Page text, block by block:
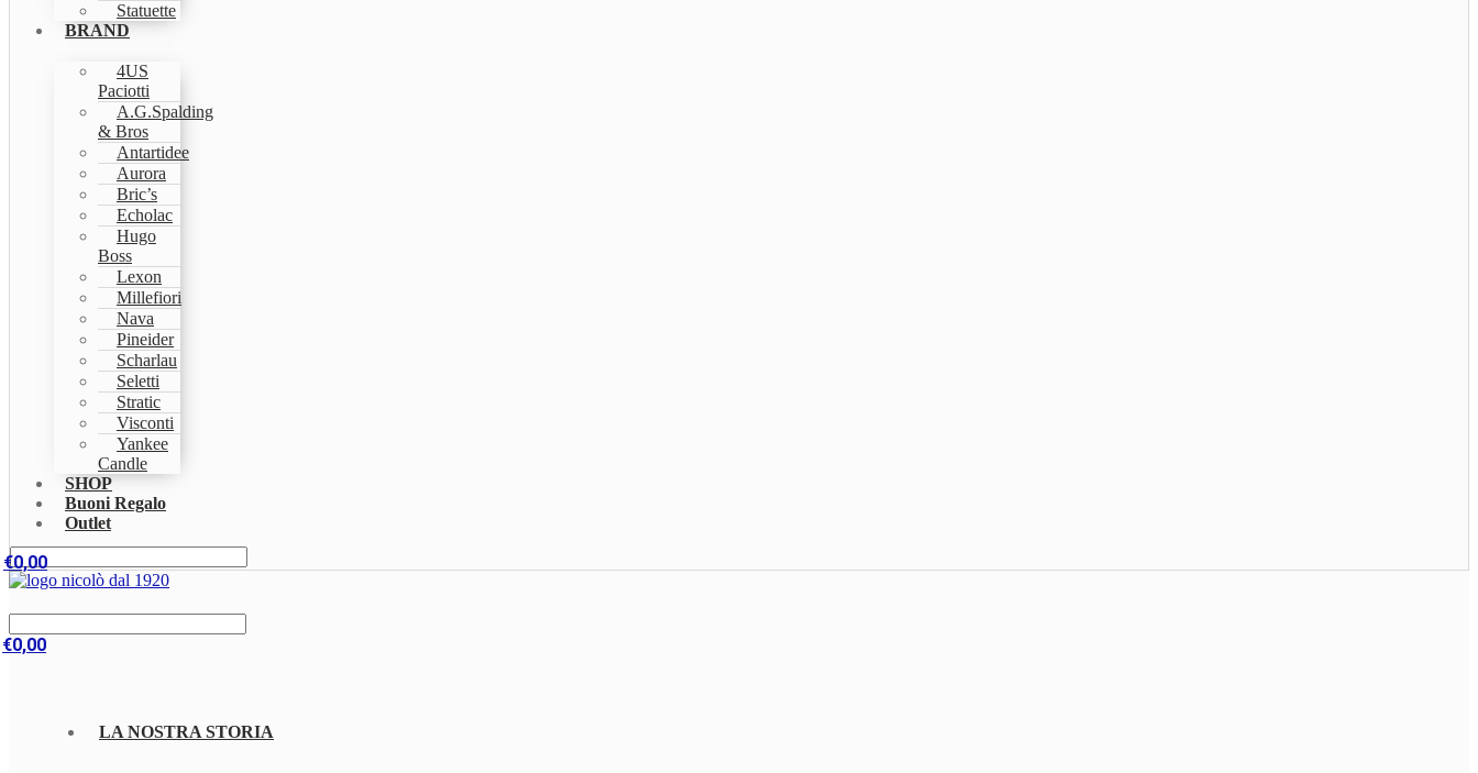
Statuette
BRAND
4US
Paciotti
A.G.Spalding
& Bros
Antartidee
Aurora
Bric’s
Echolac
Hugo
Boss
Lexon
Millefiori
Nava
Pineider
Scharlau
Seletti
Stratic
Visconti
Yankee
Candle
SHOP
Buoni Regalo
Outlet
€0,00
€0,00
LA NOSTRA STORIA